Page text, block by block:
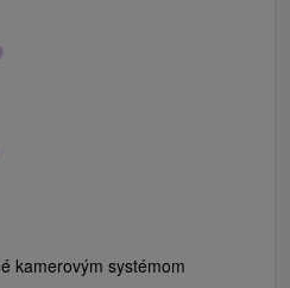
kamerovým systémom